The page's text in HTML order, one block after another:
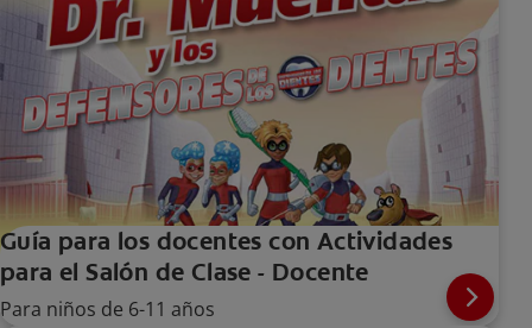
Guía para los docentes con Actividades
para el Salón de Clase - Docente
Para niños de 6-11 años